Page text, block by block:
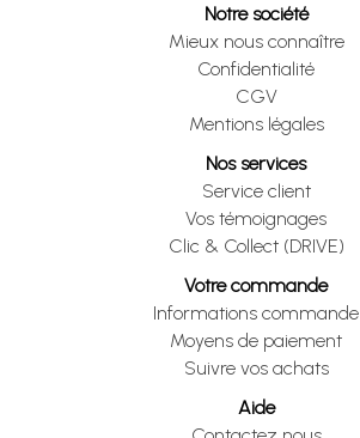
Notre société
Mieux nous connaître
Confidentialité
CGV
Mentions légales
Nos services
Service client
Vos témoignages
Clic & Collect (DRIVE)
Votre commande
Informations commande
Moyens de paiement
Suivre vos achats
Aide